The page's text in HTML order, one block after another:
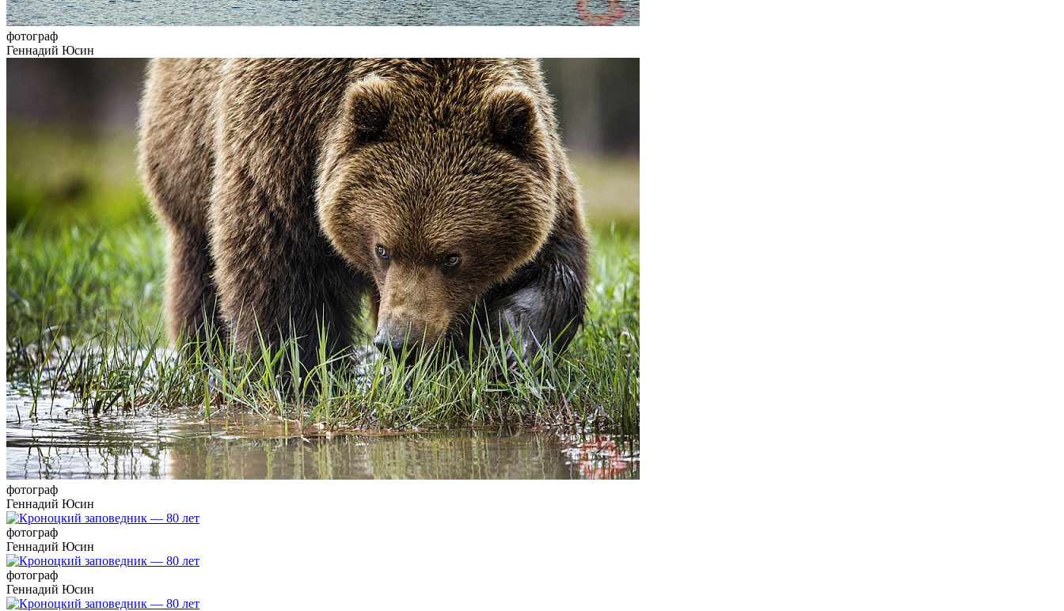
фотограф
Геннадий Юсин
фотограф
Геннадий Юсин
фотограф
Геннадий Юсин
фотограф
Геннадий Юсин